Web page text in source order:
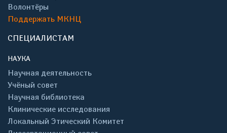
Волонтёры
Поддержать МКНЦ
СПЕЦИАЛИСТАМ
НАУКА
Научная деятельность
Учёный совет
Научная библиотека
Клинические исследования
Локальный Этический Комитет